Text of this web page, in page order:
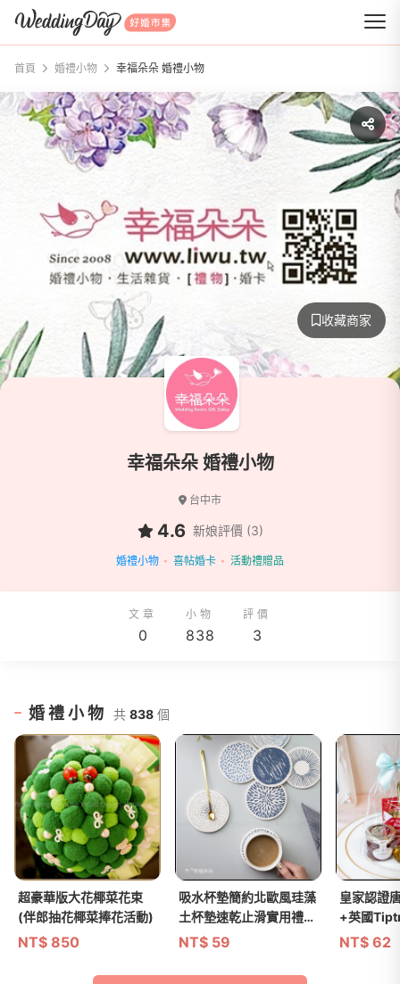
WeddingDay 好婚市集
首頁 婚禮小物 幸福朵朵 婚禮小物
收藏商家
幸福朵朵 婚禮小物
台中市
4.6 新娘評價 (3)
婚禮小物 喜帖婚卡 活動禮贈品
文章
0
小物
838
評價
3
婚禮小物 共 838 個
超豪華版大花椰菜花束
(伴郎抽花椰菜捧花活動)
NT$ 850
吸水杯墊簡約北歐風珪藻
土杯墊速乾止滑實用禮物
(10款可挑)
NT$ 59
皇家認證
+英國
湯匙禮物
NT$ 62